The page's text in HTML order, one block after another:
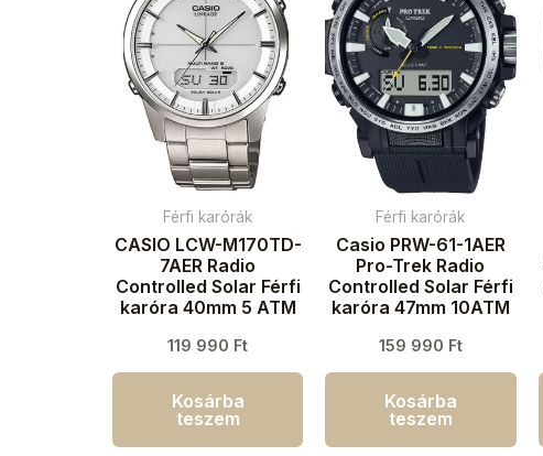
Férfi karórák
CASIO LCW-M170TD-
7AER Radio
Controlled Solar Férfi
karóra 40mm 5 ATM
119 990 Ft
Kosárba
teszem
Férfi karórák
Casio PRW-61-1AER
Pro-Trek Radio
Controlled Solar Férfi
karóra 47mm 10ATM
159 990 Ft
Kosárba
teszem